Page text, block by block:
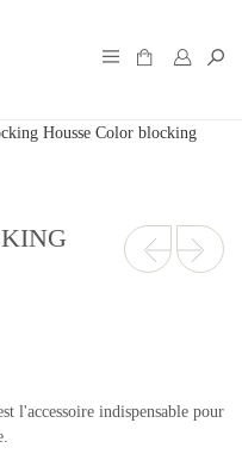
Housse Color blocking
l'accessoire indispensable pour